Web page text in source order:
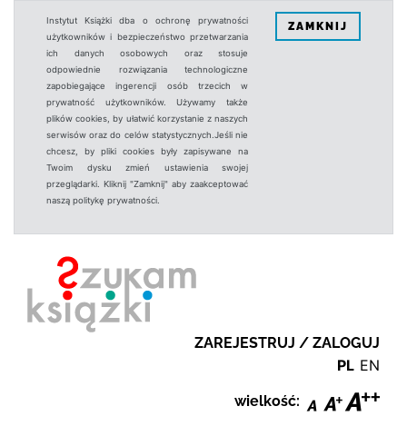
Instytut Książki dba o ochronę prywatności
użytkowników i bezpieczeństwo przetwarzania
ich danych osobowych oraz stosuje
odpowiednie rozwiązania technologiczne
zapobiegające ingerencji osób trzecich w
prywatność użytkowników. Używamy także
plików cookies, by ułatwić korzystanie z naszych
serwisów oraz do celów statystycznych.Jeśli nie
chcesz, by pliki cookies były zapisywane na
Twoim dysku zmień ustawienia swojej
przeglądarki. Kliknij "Zamknij" aby zaakceptować
naszą politykę prywatności.
ZAMKNIJ
ZAREJESTRUJ / ZALOGUJ
PL EN
wielkość: